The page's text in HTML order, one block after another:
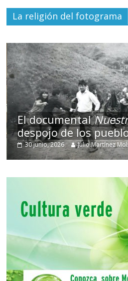
La religión del fotograma
El documental
despojo de los
30 junio, 2026 Julio Martínez